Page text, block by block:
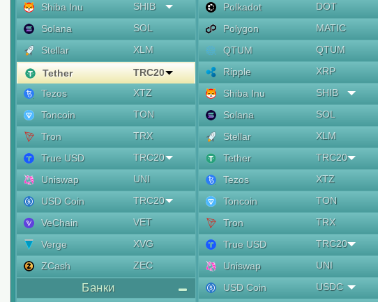
Shiba Inu
SHIB
Solana
SOL
Stellar
XLM
Tether
TRC20
Tezos
XTZ
Toncoin
TON
Tron
TRX
True USD
TRC20
Uniswap
UNI
USD Coin
TRC20
VeChain
VET
Verge
XVG
ZCash
ZEC
Банки
Polkadot
DOT
Polygon
MATIC
QTUM
QTUM
Ripple
XRP
Shiba Inu
SHIB
Solana
SOL
Stellar
XLM
Tether
TRC20
Tezos
XTZ
Toncoin
TON
Tron
TRX
True USD
TRC20
Uniswap
UNI
USD Coin
USDC